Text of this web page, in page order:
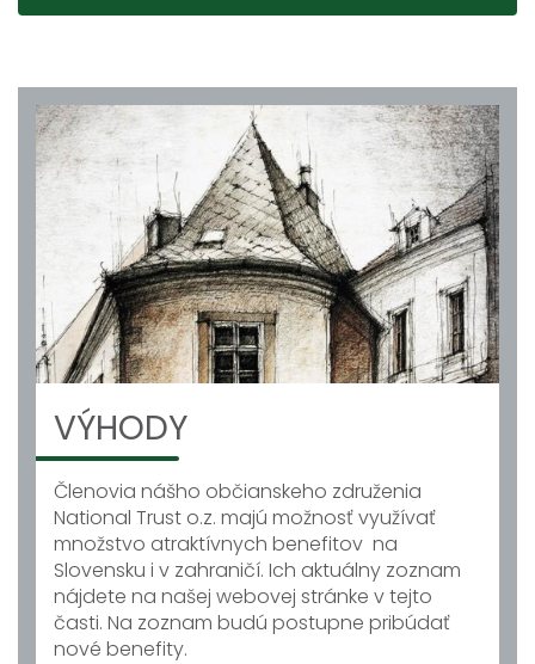
VÝHODY
Členovia nášho občianskeho združenia
National Trust o.z. majú možnosť využívať
množstvo atraktívnych benefitov na
Slovensku i v zahraničí. Ich aktuálny zoznam
nájdete na našej webovej stránke v tejto
časti. Na zoznam budú postupne pribúdať
nové benefity.